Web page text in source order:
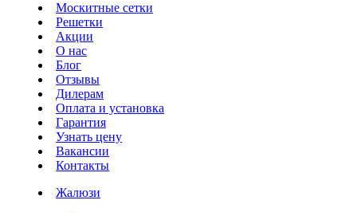
Москитные сетки
Решетки
Акции
О нас
Блог
Отзывы
Дилерам
Оплата и установка
Гарантия
Узнать цену
Вакансии
Контакты
Жалюзи